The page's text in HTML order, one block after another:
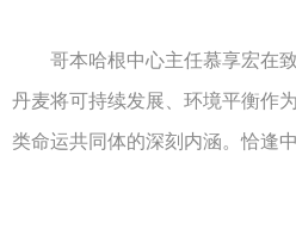
哥本哈根中心主任慕享宏在致
丹麦将可持续发展、环境平衡作
类命运共同体的深刻内涵。恰逢